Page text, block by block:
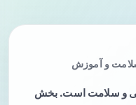
و آموزش
و سلامت است. بخش